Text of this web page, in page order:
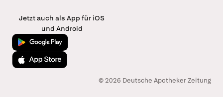
Jetzt auch als App für iOS
und Android
Jetzt bei Google Play
Laden im App Store
© 2026 Deutsche Apotheker Zeitung